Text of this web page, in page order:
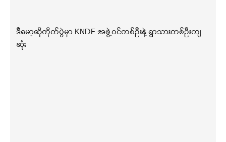
ဒီမော့ဆိုတိုက်ပွဲမှာ KNDF အဖွဲ့ဝင်တစ်ဦးနဲ့ ရွာသားတစ်ဦးကျ
ဆုံး